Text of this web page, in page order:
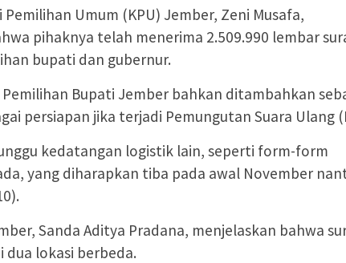
Pemilihan Umum (KPU) Jember, Zeni Musafa,
pihaknya telah menerima 2.509.990 lembar
bupati dan gubernur.
Bupati Jember bahkan ditambahkan
persiapan jika terjadi Pemungutan Suara Ulang
kedatangan logistik lain, seperti form-form
yang diharapkan tiba pada awal November
Sanda Aditya Pradana, menjelaskan bahwa
dua lokasi berbeda.